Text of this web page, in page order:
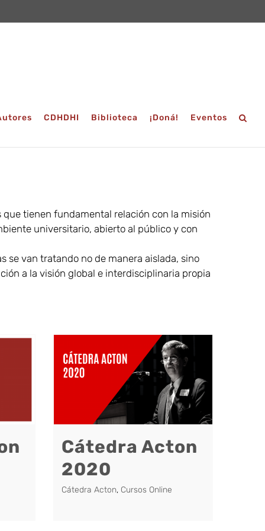
CDHDHI Biblioteca ¡Doná! Eventos
tienen fundamental relación con la misión
universitario, abierto al público y con
se van tratando no de manera aislada, sino
a la visión global e interdisciplinaria propia
Cátedra Acton
2020
Cátedra Acton, Cursos Online